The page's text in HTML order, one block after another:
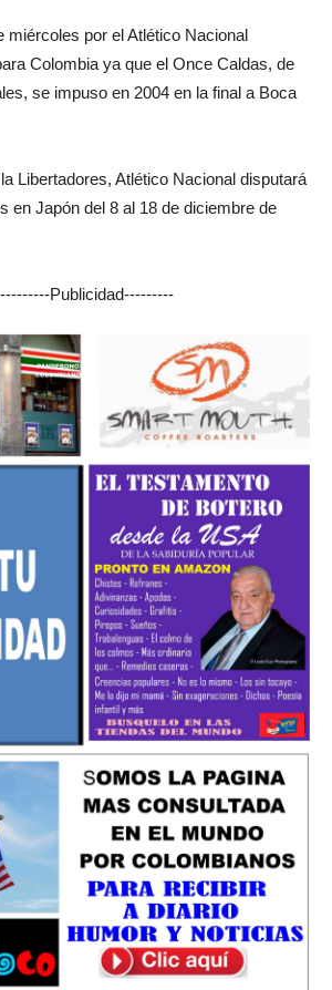
miércoles por el Atlético Nacional
Colombia ya que el Once Caldas, de
se impuso en 2004 en la final a Boca
Libertadores, Atlético Nacional disputará
en Japón del 8 al 18 de diciembre de
Publicidad---------